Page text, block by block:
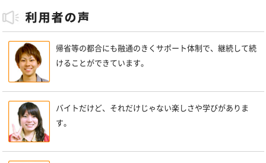
帰省等の都合にも融通のきくサポート体制で、継続して続
けることができています。
バイトだけど、それだけじゃない楽しさや学びがありま
す。